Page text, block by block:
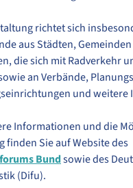
richtet sich
aus Städten,
die sich mit Radverkehr
an Verbände,
und weitere
Informationen und die
finden Sie auf Website des
Bundsowie des
(Difu).